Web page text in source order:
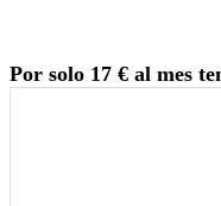
Por solo 17 € al mes